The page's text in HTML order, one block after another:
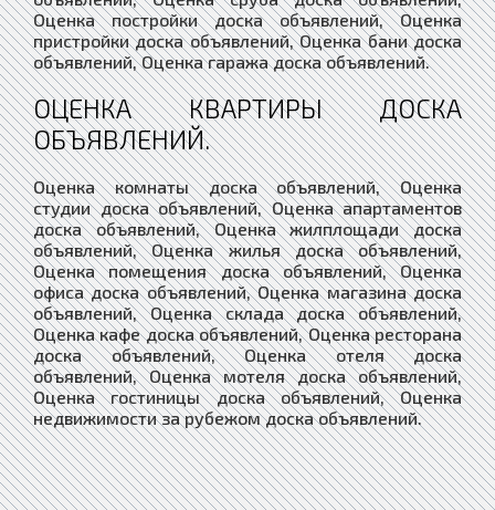
Оценка постройки доска объявлений, Оценка
пристройки доска объявлений, Оценка бани доска
объявлений, Оценка гаража доска объявлений.
ОЦЕНКА КВАРТИРЫ ДОСКА
ОБЪЯВЛЕНИЙ.
Оценка комнаты доска объявлений, Оценка
студии доска объявлений, Оценка апартаментов
доска объявлений, Оценка жилплощади доска
объявлений, Оценка жилья доска объявлений,
Оценка помещения доска объявлений, Оценка
офиса доска объявлений, Оценка магазина доска
объявлений, Оценка склада доска объявлений,
Оценка кафе доска объявлений, Оценка ресторана
доска объявлений, Оценка отеля доска
объявлений, Оценка мотеля доска объявлений,
Оценка гостиницы доска объявлений, Оценка
недвижимости за рубежом доска объявлений.